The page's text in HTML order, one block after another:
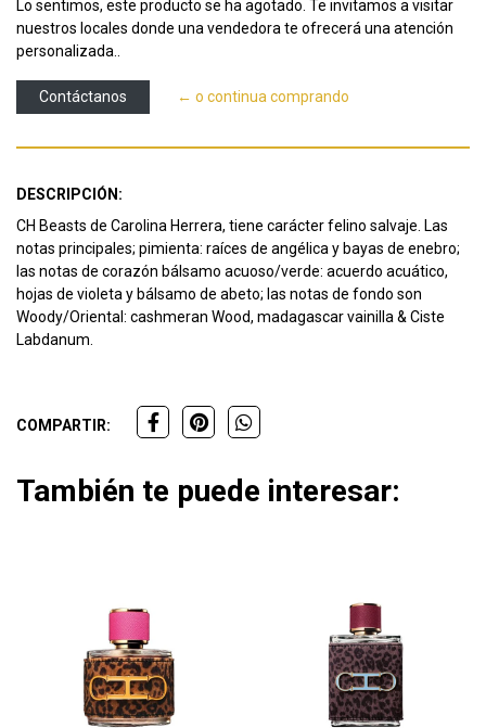
Lo sentimos, este producto se ha agotado. Te invitamos a visitar
nuestros locales donde una vendedora te ofrecerá una atención
personalizada..
Contáctanos ← o continua comprando
DESCRIPCIÓN:
CH Beasts de Carolina Herrera, tiene carácter felino salvaje. Las
notas principales; pimienta: raíces de angélica y bayas de enebro;
las notas de corazón bálsamo acuoso/verde: acuerdo acuático,
hojas de violeta y bálsamo de abeto; las notas de fondo son
Woody/Oriental: cashmeran Wood, madagascar vainilla & Ciste
Labdanum.
COMPARTIR:
También te puede interesar: